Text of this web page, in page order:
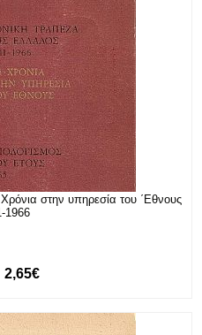
στην υπηρεσία του ΄Εθνους
1966
2,65€